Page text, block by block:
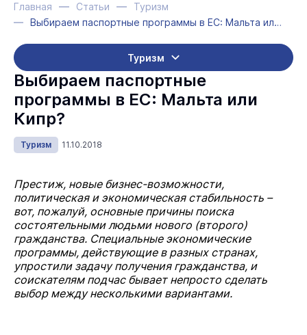
Главная Статьи
Туризм
Выбираем паспортные программы в ЕС: Мальта или Кипр?
Туризм
Выбираем паспортные
программы в ЕС: Мальта или
Кипр?
Туризм 11.10.2018
Престиж, новые бизнес-возможности,
политическая и экономическая стабильность –
вот, пожалуй, основные причины поиска
состоятельными людьми нового (второго)
гражданства. Специальные экономические
программы, действующие в разных странах,
упростили задачу получения гражданства, и
соискателям подчас бывает непросто сделать
выбор между несколькими вариантами.